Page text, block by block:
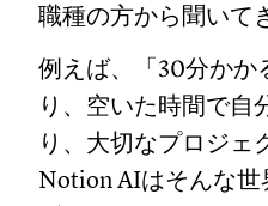
職種の方から聞いて
例えば、「30分かか
り、空いた時間で自
り、大切なプロジェ
Notion AIはそんな世